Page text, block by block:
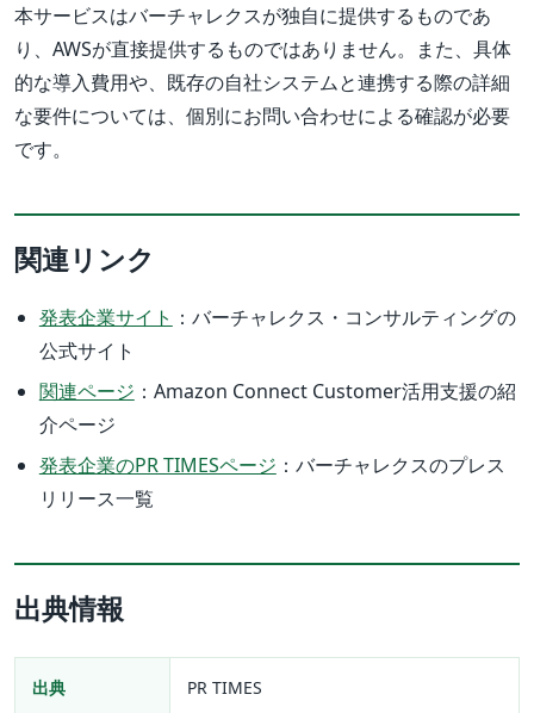
本サービスはバーチャレクスが独自に提供するものであ
り、AWSが直接提供するものではありません。また、具体
的な導入費用や、既存の自社システムと連携する際の詳細
な要件については、個別にお問い合わせによる確認が必要
です。
関連リンク
発表企業サイト ：バーチャレクス・コンサルティングの
公式サイト
関連ページ ：Amazon Connect Customer活用支援の紹
介ページ
発表企業のPR TIMESページ ：バーチャレクスのプレス
リリース一覧
出典情報
出典 PR TIMES